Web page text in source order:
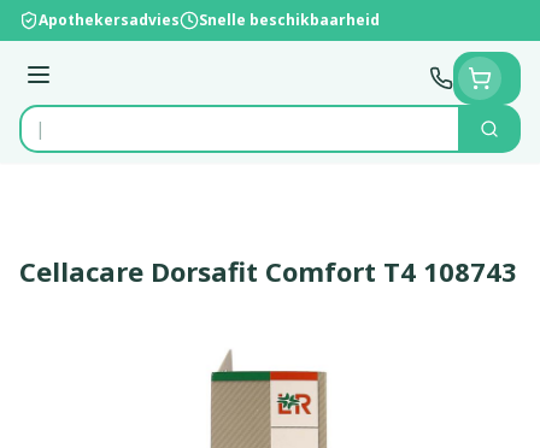
Ga naar de inhoud
Apothekersadvies Snelle beschikbaarheid
Menu
Product, merk, categorie...
Zoek
Cellacare Dorsafit Comfort T4 108743